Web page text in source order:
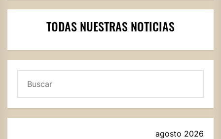
TODAS NUESTRAS NOTICIAS
agosto 2026